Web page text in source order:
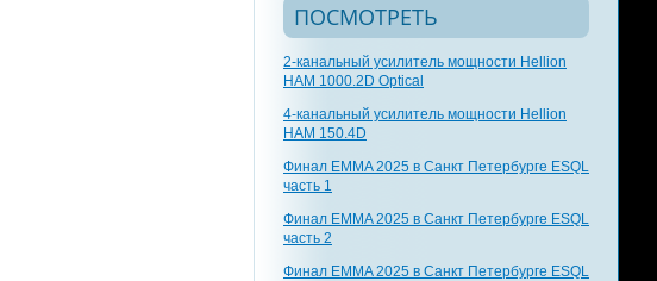
ПОСМОТРЕТЬ
2-канальный усилитель мощности Hellion
HAM 1000.2D Optical
4-канальный усилитель мощности Hellion
HAM 150.4D
Финал EMMA 2025 в Санкт Петербурге ESQL
часть 1
Финал EMMA 2025 в Санкт Петербурге ESQL
часть 2
Финал EMMA 2025 в Санкт Петербурге ESQL